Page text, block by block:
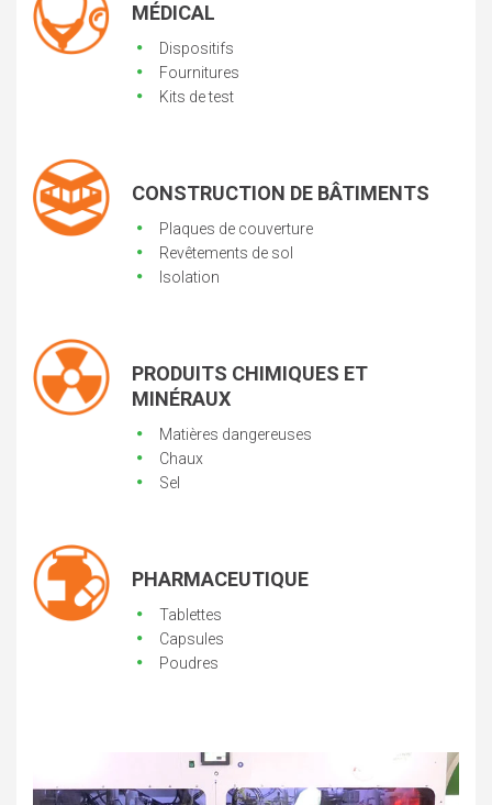
MÉDICAL
Dispositifs
Fournitures
Kits de test
CONSTRUCTION DE BÂTIMENTS
Plaques de couverture
Revêtements de sol
Isolation
PRODUITS CHIMIQUES ET
MINÉRAUX
Matières dangereuses
Chaux
Sel
PHARMACEUTIQUE
Tablettes
Capsules
Poudres